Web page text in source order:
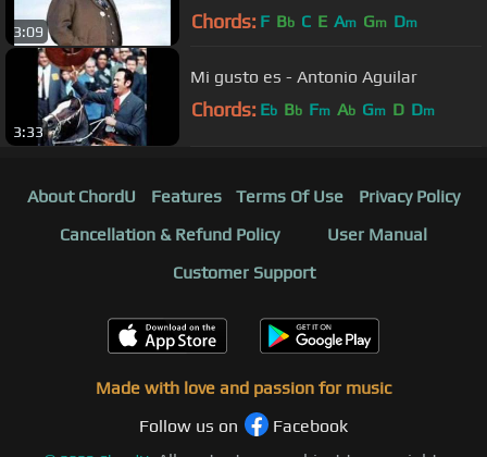
3:09 Chords: F Bb C E Am Gm Dm
3:33
Mi gusto es - Antonio Aguilar
Chords: Eb Bb Fm Ab Gm D Dm
About ChordU Features Terms Of Use
Privacy Policy
Cancellation & Refund Policy
User Manual
Customer Support
Made with love and passion for music
Follow us on
Facebook